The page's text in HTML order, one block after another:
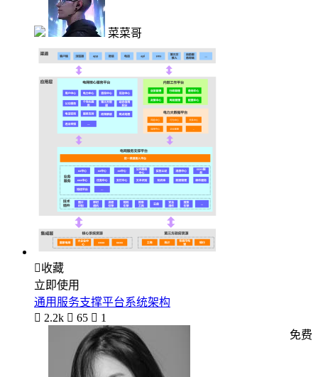
菜菜哥
收藏
立即使用
通用服务支撑平台系统架构
 2.2k  65  1
免费